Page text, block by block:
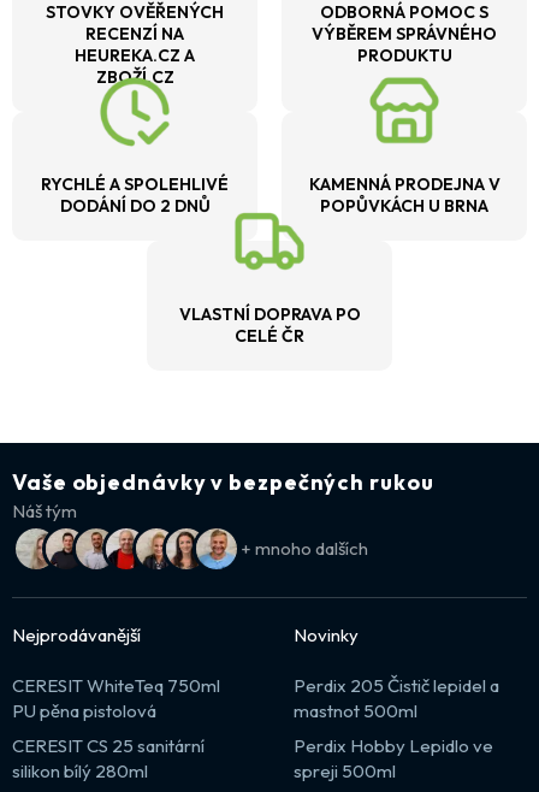
STOVKY OVĚŘENÝCH
RECENZÍ NA
HEUREKA.CZ A
ZBOŽÍ.CZ
ODBORNÁ POMOC S
VÝBĚREM SPRÁVNÉHO
PRODUKTU
RYCHLÉ A SPOLEHLIVÉ
DODÁNÍ DO 2 DNŮ
KAMENNÁ PRODEJNA V
POPŮVKÁCH U BRNA
VLASTNÍ DOPRAVA PO
CELÉ ČR
Vaše objednávky v bezpečných rukou
Náš tým
+ mnoho dalších
Nejprodávanější
CERESIT WhiteTeq 750ml
PU pěna pistolová
CERESIT CS 25 sanitární
silikon bílý 280ml
Novinky
Perdix 205 Čistič lepidel a
mastnot 500ml
Perdix Hobby Lepidlo ve
spreji 500ml